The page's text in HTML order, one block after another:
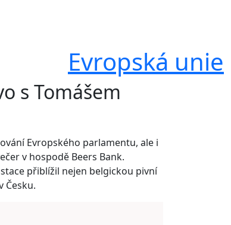
Evropská unie
s Tomášem
Evropského parlamentu, ale i
v hospodě Beers Bank.
přiblížil nejen belgickou pivní
Česku.